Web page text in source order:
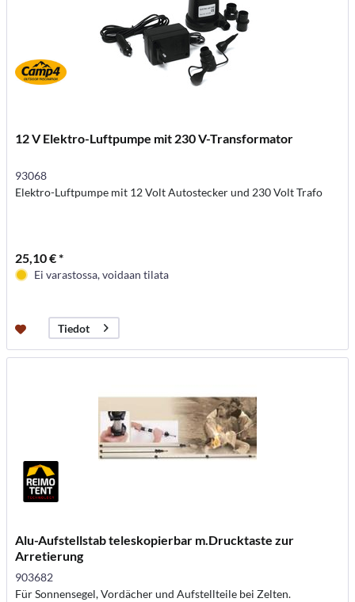
12 V Elektro-Luftpumpe mit 230 V-Transformator
93068
Elektro-Luftpumpe mit 12 Volt Autostecker und 230 Volt Trafo
25,10 € *
Ei varastossa, voidaan tilata
Tiedot
Alu-Aufstellstab teleskopierbar m.Drucktaste zur
Arretierung
903682
Für Sonnensegel, Vordächer und Aufstellteile bei Zelten.